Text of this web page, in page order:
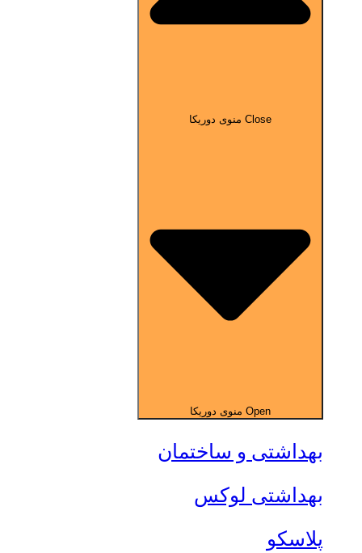
Close منوی دوریکا
Open منوی دوریکا
بهداشتی و ساختمان
بهداشتی لوکس
پلاسکو